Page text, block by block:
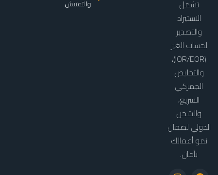
تشمل
الاستيراد
والتصدير
لحساب الغير
(IOR/EOR)،
والتخليص
الجمركي
السريع،
والشحن
الدولي لضمان
نمو أعمالك
بأمان.
والتفتيش